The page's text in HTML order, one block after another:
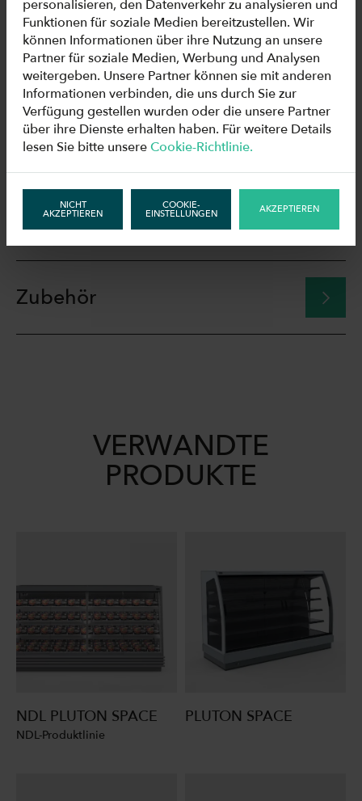
Zeichnungen
Technische Daten
Herunterladen
Zubehör
VERWANDTE
PRODUKTE
NDL PLUTON SPACE
NDL-Produktlinie
PLUTON SPACE
personalisieren, den Datenverkehr zu analysieren und
Funktionen für soziale Medien bereitzustellen. Wir
können Informationen über ihre Nutzung an unsere
Partner für soziale Medien, Werbung und Analysen
weitergeben. Unsere Partner können sie mit anderen
Informationen verbinden, die uns durch Sie zur
Verfügung gestellen wurden oder die unsere Partner
über ihre Dienste erhalten haben. Für weitere Details
lesen Sie bitte unsereCookie-Richtlinie.
NICHT
AKZEPTIEREN
COOKIE-
EINSTELLUNGEN AKZEPTIEREN